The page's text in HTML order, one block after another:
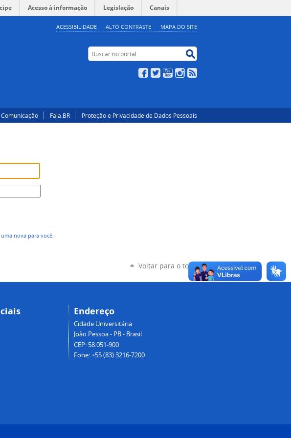
ACESSIBILIDADE ALTO CONTRASTE MAPA DO SITE
Acesso à informação Legislação Canais
Buscar no portal
Facebook
TwitterYouTubeInstagram
Fala.BR Proteção e Privacidade de Dados Pessoais
nova para você.
Voltar para o topo
Endereço
Cidade Universitária
João Pessoa - PB - Brasil
CEP: 58.051-900
Fone: +55 (83) 3216-7200